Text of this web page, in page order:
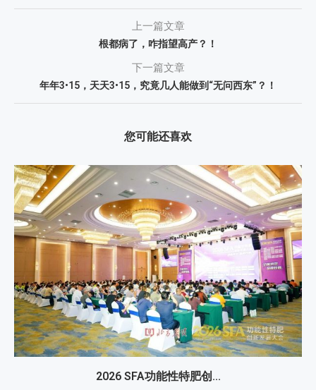
上一篇文章
根都病了，咋指望高产？！
下一篇文章
年年3•15，天天3•15，究竟几人能做到“无问西东”？！
您可能还喜欢
2026 SFA功能性特肥创...